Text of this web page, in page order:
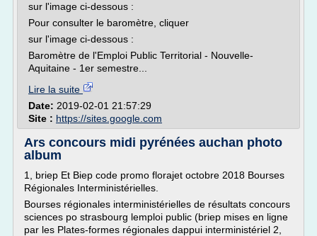
sur l'image ci-dessous :
Pour consulter le baromètre, cliquer
sur l'image ci-dessous :
Baromètre de l'Emploi Public Territorial - Nouvelle-
Aquitaine - 1er semestre...
Lire la suite
Date: 2019-02-01 21:57:29
Site : https://sites.google.com
Ars concours midi pyrénées auchan photo
album
1, briep Et Biep code promo florajet octobre 2018 Bourses
Régionales Interministérielles.
Bourses régionales interministérielles de résultats concours
sciences po strasbourg lemploi public (briep mises en ligne
par les Plates-formes régionales dappui interministériel 2,